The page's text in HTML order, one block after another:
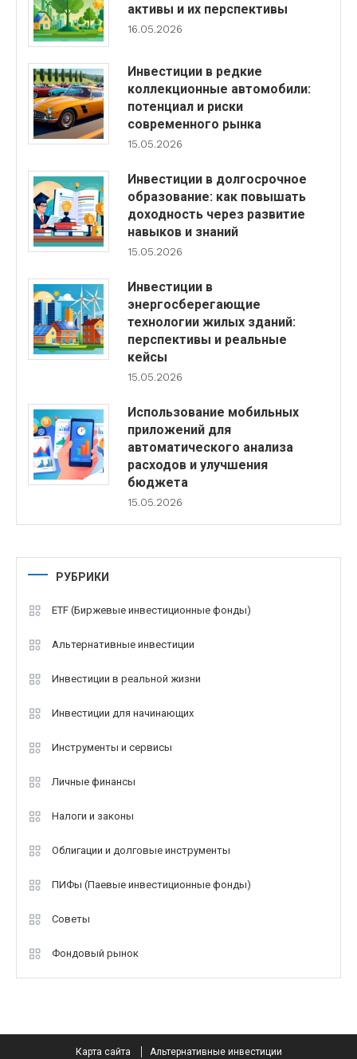
активы и их перспективы
16.05.2026
Инвестиции в редкие
коллекционные автомобили:
потенциал и риски
современного рынка
15.05.2026
Инвестиции в долгосрочное
образование: как повышать
доходность через развитие
навыков и знаний
15.05.2026
Инвестиции в
энергосберегающие
технологии жилых зданий:
перспективы и реальные
кейсы
15.05.2026
Использование мобильных
приложений для
автоматического анализа
расходов и улучшения
бюджета
15.05.2026
РУБРИКИ
ETF (Биржевые инвестиционные фонды)
Альтернативные инвестиции
Инвестиции в реальной жизни
Инвестиции для начинающих
Инструменты и сервисы
Личные финансы
Налоги и законы
Облигации и долговые инструменты
ПИФы (Паевые инвестиционные фонды)
Советы
Фондовый рынок
Карта сайта Альтернативные инвестиции